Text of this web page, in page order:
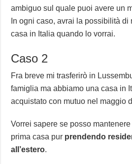
ambiguo sul quale puoi avere un
In ogni caso, avrai la possibilità
casa in Italia quando lo vorrai.
Caso 2
Fra breve mi trasferirò in
famiglia ma abbiamo una casa in
acquistato con mutuo nel maggio
Vorrei sapere se posso
prima casa pur prendendo
all’estero.